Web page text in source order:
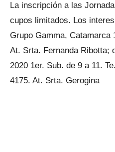
La inscripción a las
cupos limitados. Los
Grupo Gamma, Catamarca
At. Srta. Fernanda Ribotta;
2020 1er. Sub. de 9 a 11.
4175. At. Srta. Gerogina